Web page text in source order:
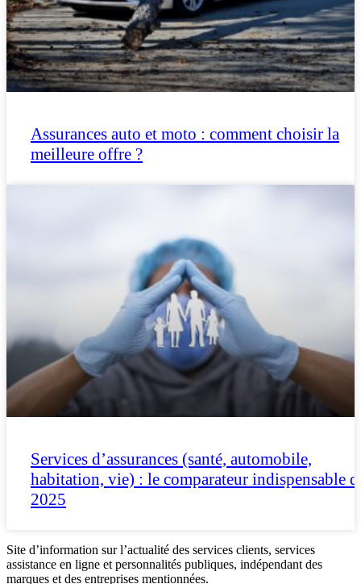
Assurances auto et moto : comment choisir la
meilleure offre ?
Services d’assurances (santé, automobile,
habitation, vie) : le comparateur indispensable
2025
Site d’information sur l’actualité des services clients, services
assistance en ligne et personnalités publiques, indépendant des
marques et des entreprises mentionnées.